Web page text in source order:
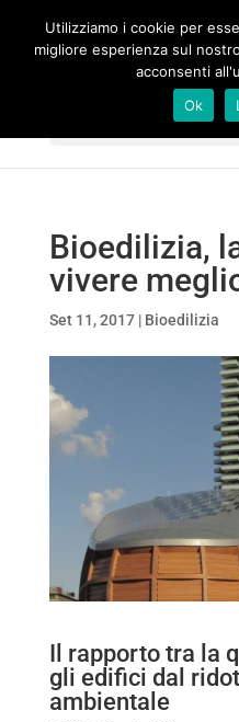
Seleziona una pagina
Bioedilizia,
vivere
Set 11, 2017| Bioedilizia
Il rapporto tra la
gli edifici dal
ambientale
Utilizziamo i cookie per
migliore esperienza sul
acconsenti
Ok